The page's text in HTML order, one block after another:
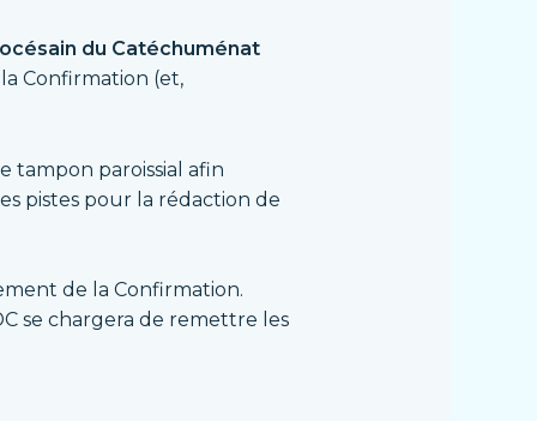
du Catéchuménat
Confirmation (et,
tampon paroissial afin
pistes pour la rédaction de
de la Confirmation.
se chargera de remettre les